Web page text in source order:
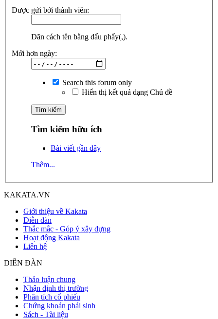
Được gửi bởi thành viên:
Dãn cách tên bằng dấu phẩy(,).
Mới hơn ngày:
Search this forum only
Hiển thị kết quả dạng Chủ đề
Tìm kiếm hữu ích
Bài viết gần đây
Thêm...
KAKATA.VN
Giới thiệu về Kakata
Diễn đàn
Thắc mắc - Góp ý xây dựng
Hoạt động Kakata
Liên hệ
DIỄN ĐÀN
Thảo luận chung
Nhận định thị trường
Phân tích cổ phiếu
Chứng khoán phái sinh
Sách - Tài liệu